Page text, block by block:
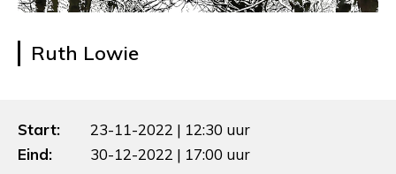
Ruth Lowie
Start:
23-11-2022 | 12:30 uur
Eind:
30-12-2022 | 17:00 uur